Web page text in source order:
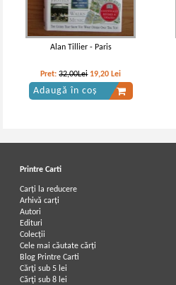
Alan Tillier - Paris
Pret:32,00Lei 19,20 Lei
Adaugă în coș
Printre Carti
Carți la reducere
Arhivă carți
Autori
Edituri
Colecții
Cele mai căutate cărți
Blog Printre Carti
Cărţi sub 5 lei
Cărţi sub 8 lei